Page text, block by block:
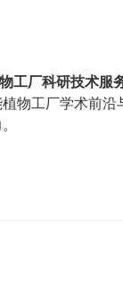
工厂科研技术服
物工厂学术前